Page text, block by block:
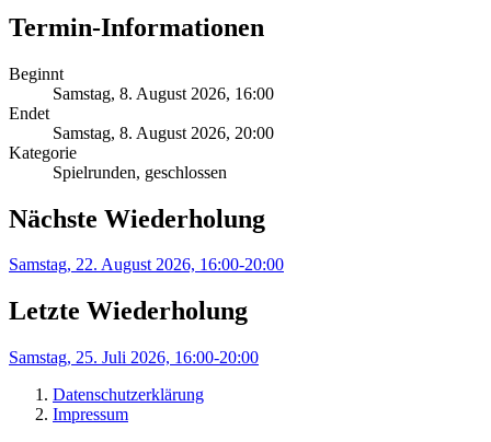
Termin-Informationen
Beginnt
Samstag, 8. August 2026, 16:00
Endet
Samstag, 8. August 2026, 20:00
Kategorie
Spielrunden, geschlossen
Nächste Wiederholung
Samstag, 22. August 2026, 16:00-20:00
Letzte Wiederholung
Samstag, 25. Juli 2026, 16:00-20:00
Datenschutzerklärung
Impressum